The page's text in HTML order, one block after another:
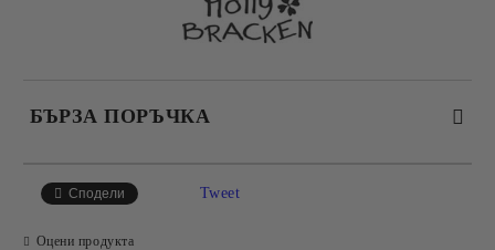
БЪРЗА ПОРЪЧКА
Сподели Tweet
Оцени продукта